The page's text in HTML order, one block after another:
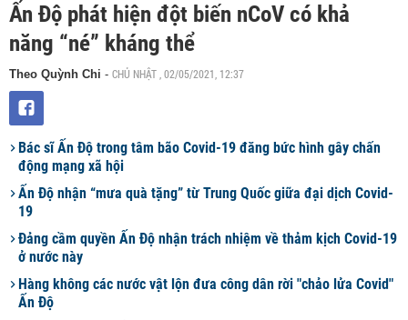
Ấn Độ phát hiện đột biến nCoV có khả
năng “né” kháng thể
Theo Quỳnh Chi - CHỦ NHẬT , 02/05/2021, 12:37
Bác sĩ Ấn Độ trong tâm bão Covid-19 đăng bức hình gây chấn
động mạng xã hội
Ấn Độ nhận “mưa quà tặng” từ Trung Quốc giữa đại dịch Covid-
19
Đảng cầm quyền Ấn Độ nhận trách nhiệm về thảm kịch Covid-19
ở nước này
Hàng không các nước vật lộn đưa công dân rời "chảo lửa Covid"
Ấn Độ